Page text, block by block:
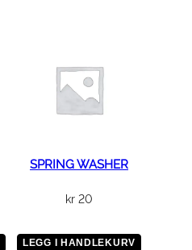
SPRING WASHER
kr 20
LEGG I HANDLEKURV